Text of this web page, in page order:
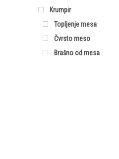
Krumpir
Topljenje mesa
Čvrsto meso
Brašno od mesa